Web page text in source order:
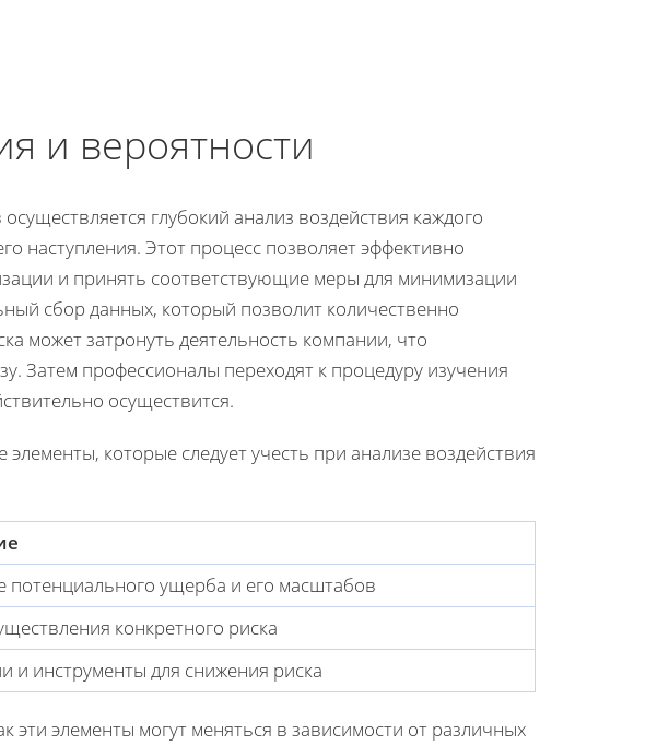
и вероятности
глубокий анализ воздействия каждого
наступления. Этот процесс позволяет эффективно
и принять соответствующие меры для минимизации
сбор данных, который позволит количественно
может затронуть деятельность компании, что
Затем профессионалы переходят к процедуру изучения
осуществится.
которые следует учесть при анализе воздействия
потенциального ущерба и его масштабов
конкретного риска
и инструменты для снижения риска
эти элементы могут меняться в зависимости от различных